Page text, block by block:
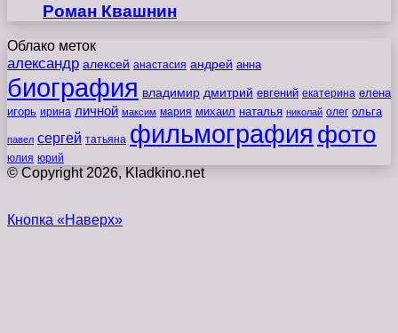
Роман Квашнин
Облако меток
александр алексей анастасия андрей анна
биография владимир дмитрий евгений екатерина елена
игорь ирина личной максим мария михаил наталья николай олег ольга
павел сергей татьяна фильмография фото
юлия юрий
© Copyright 2026, Kladkino.net
Кнопка «Наверх»